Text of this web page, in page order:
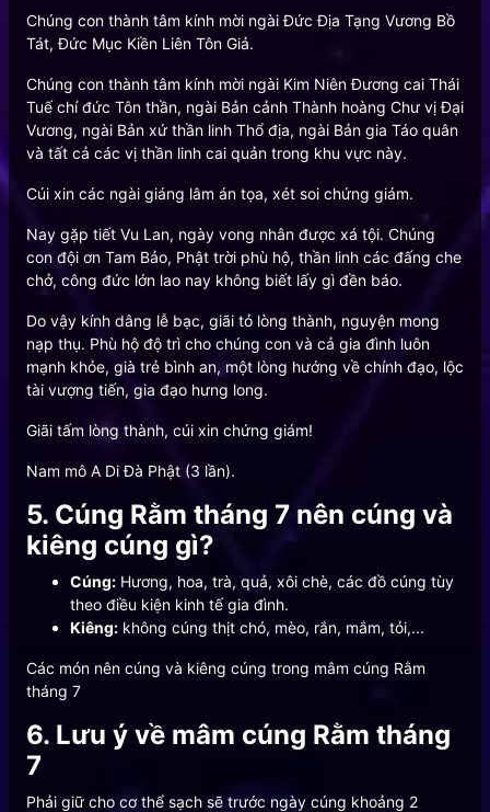
Chúng con thành tâm kính mời ngài Đức Địa Tạng Vương Bồ
Tát, Đức Mục Kiền Liên Tôn Giả.
Chúng con thành tâm kính mời ngài Kim Niên Đương cai Thái
Tuế chí đức Tôn thần, ngài Bản cảnh Thành hoàng Chư vị Đại
Vương, ngài Bản xứ thần linh Thổ địa, ngài Bản gia Táo quân
và tất cả các vị thần linh cai quản trong khu vực này.
Cúi xin các ngài giáng lâm án tọa, xét soi chứng giám.
Nay gặp tiết Vu Lan, ngày vong nhân được xá tội. Chúng
con đội ơn Tam Bảo, Phật trời phù hộ, thần linh các đấng che
chở, công đức lớn lao nay không biết lấy gì đền báo.
Do vậy kính dâng lễ bạc, giãi tỏ lòng thành, nguyện mong
nạp thụ. Phù hộ độ trì cho chúng con và cả gia đình luôn
mạnh khỏe, già trẻ bình an, một lòng hướng về chính đạo, lộc
tài vượng tiến, gia đạo hưng long.
Giãi tấm lòng thành, cúi xin chứng giám!
Nam mô A Di Đà Phật (3 lần).
5. Cúng Rằm tháng 7 nên cúng và
kiêng cúng gì?
Cúng: Hương, hoa, trà, quả, xôi chè, các đồ cúng tùy
theo điều kiện kinh tế gia đình.
Kiêng: không cúng thịt chó, mèo, rắn, mắm, tỏi,...
Các món nên cúng và kiêng cúng trong mâm cúng Rằm
tháng 7
6. Lưu ý về mâm cúng Rằm tháng
7
Phải giữ cho cơ thể sạch sẽ trước ngày cúng khoảng 2